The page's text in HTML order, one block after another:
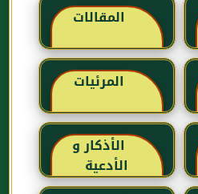
المقالات
المرئيات
الأذكار و
الأدعية